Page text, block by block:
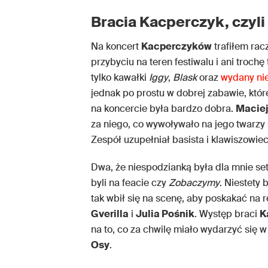
Bracia Kacperczyk, czyli
Na koncert Kacperczykówtrafiłem
przybyciu na teren festiwalu i ani
tylko kawałki Iggy, Blaskorazwydany
jednak po prostu w dobrej zabawie,
na koncercie była bardzo dobra. Maciej
za niego, co wywoływało na jego
Zespół uzupełniał basista i
Dwa, że niespodzianką była dla mnie
byli na feacie czyZobaczymy. Niestety
tak wbił się na scenę, aby poskakać na
Gverilla i Julia Pośnik. Występ braci
na to, co za chwilę miało wydarzyć się
Osy.